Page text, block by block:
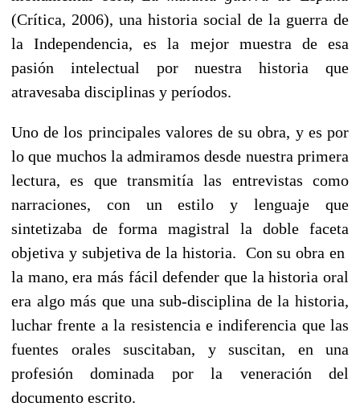
(Crítica, 2006), una historia social de la guerra de
la Independencia, es la mejor muestra de esa
pasión intelectual por nuestra historia que
atravesaba disciplinas y períodos.
Uno de los principales valores de su obra, y es por
lo que muchos la admiramos desde nuestra primera
lectura, es que transmitía las entrevistas como
narraciones, con un estilo y lenguaje que
sintetizaba de forma magistral la doble faceta
objetiva y subjetiva de la historia. Con su obra en
la mano, era más fácil defender que la historia oral
era algo más que una sub-disciplina de la historia,
luchar frente a la resistencia e indiferencia que las
fuentes orales suscitaban, y suscitan, en una
profesión dominada por la veneración del
documento escrito.